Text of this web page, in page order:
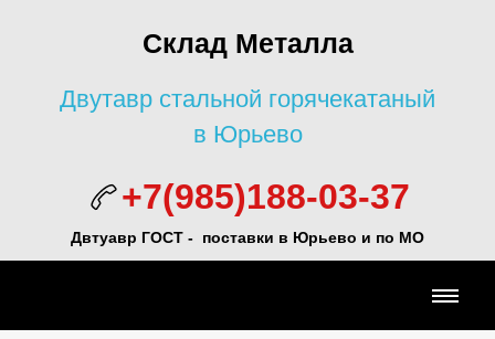
Склад Металла
Двутавр стальной горячекатаный
в Юрьево
+7(985)188-03-37
Двтуавр ГОСТ - поставки в Юрьево и по МО